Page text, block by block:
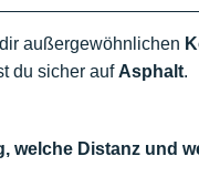
außergewöhnlichen
du sicher auf Asphalt.
welche Distanz und